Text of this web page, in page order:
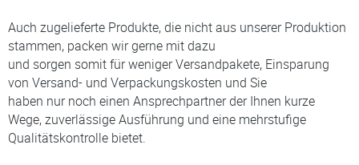
Auch zugelieferte Produkte, die nicht aus unserer Produktion
stammen, packen wir gerne mit dazu
und sorgen somit für weniger Versandpakete, Einsparung
von Versand- und Verpackungskosten und Sie
haben nur noch einen Ansprechpartner der Ihnen kurze
Wege, zuverlässige Ausführung und eine mehrstufige
Qualitätskontrolle bietet.